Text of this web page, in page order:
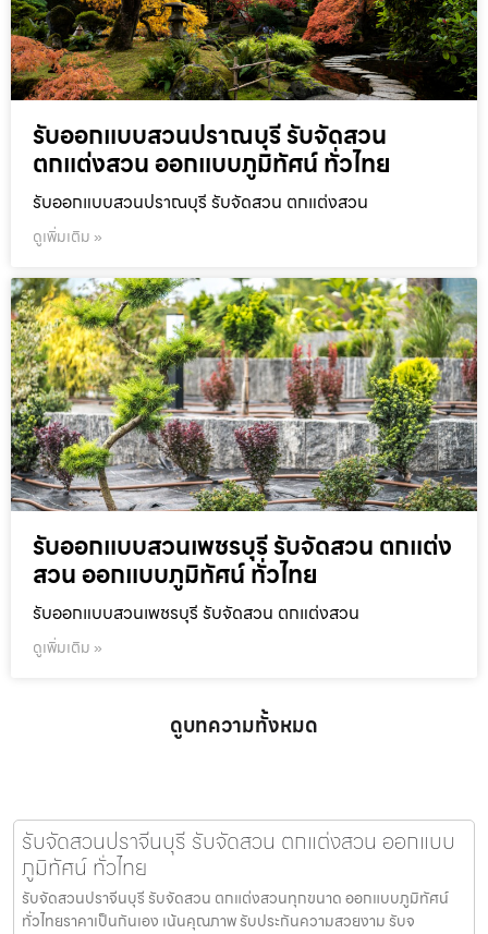
รับออกแบบสวนปราณบุรี รับจัดสวน
ตกแต่งสวน ออกแบบภูมิทัศน์ ทั่วไทย
รับออกแบบสวนปราณบุรี รับจัดสวน ตกแต่งสวน
ดูเพิ่มเติม »
รับออกแบบสวนเพชรบุรี รับจัดสวน ตกแต่ง
สวน ออกแบบภูมิทัศน์ ทั่วไทย
รับออกแบบสวนเพชรบุรี รับจัดสวน ตกแต่งสวน
ดูเพิ่มเติม »
ดูบทความทั้งหมด
รับจัดสวนปราจีนบุรี รับจัดสวน ตกแต่งสวน ออกแบบ
ภูมิทัศน์ ทั่วไทย
รับจัดสวนปราจีนบุรี รับจัดสวน ตกแต่งสวนทุกขนาด ออกแบบภูมิทัศน์
ทั่วไทยราคาเป็นกันเอง เน้นคุณภาพ รับประกันความสวยงาม รับจ